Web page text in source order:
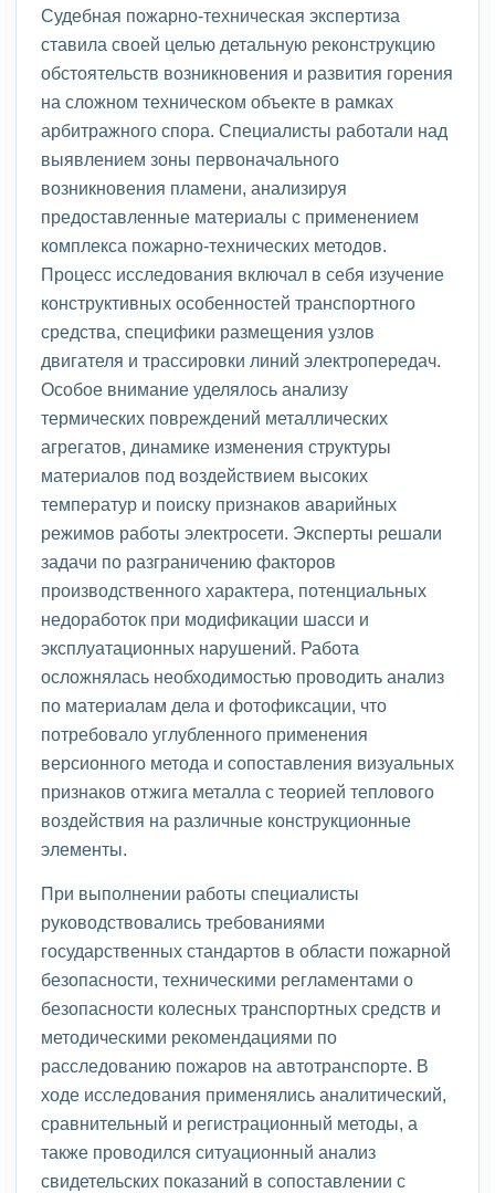
Судебная пожарно-техническая экспертиза
ставила своей целью детальную реконструкцию
обстоятельств возникновения и развития горения
на сложном техническом объекте в рамках
арбитражного спора. Специалисты работали над
выявлением зоны первоначального
возникновения пламени, анализируя
предоставленные материалы с применением
комплекса пожарно-технических методов.
Процесс исследования включал в себя изучение
конструктивных особенностей транспортного
средства, специфики размещения узлов
двигателя и трассировки линий электропередач.
Особое внимание уделялось анализу
термических повреждений металлических
агрегатов, динамике изменения структуры
материалов под воздействием высоких
температур и поиску признаков аварийных
режимов работы электросети. Эксперты решали
задачи по разграничению факторов
производственного характера, потенциальных
недоработок при модификации шасси и
эксплуатационных нарушений. Работа
осложнялась необходимостью проводить анализ
по материалам дела и фотофиксации, что
потребовало углубленного применения
версионного метода и сопоставления визуальных
признаков отжига металла с теорией теплового
воздействия на различные конструкционные
элементы.
При выполнении работы специалисты
руководствовались требованиями
государственных стандартов в области пожарной
безопасности, техническими регламентами о
безопасности колесных транспортных средств и
методическими рекомендациями по
расследованию пожаров на автотранспорте. В
ходе исследования применялись аналитический,
сравнительный и регистрационный методы, а
также проводился ситуационный анализ
свидетельских показаний в сопоставлении с